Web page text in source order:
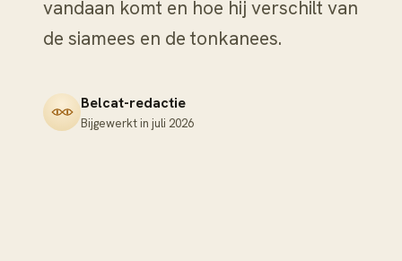
vandaan komt en hoe hij verschilt van
de siamees en de tonkanees.
Belcat-redactie
Bijgewerkt in juli 2026